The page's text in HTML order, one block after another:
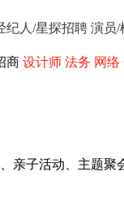
纪人/星探招聘 演员/
商 设计师 法务 网络
子活动、主题聚